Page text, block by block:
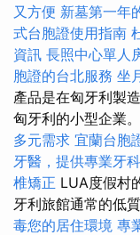
又方便 新墓第一年
式台胞證使用指南
資訊 長照中心單人
胞證的台北服務 坐
產品是在匈牙利製
匈牙利的小型企業。
多元需求 宜蘭台胞
牙醫，提供專業牙
椎矯正 LUA度假村
牙利旅館通常的低
毒您的居住環境 專